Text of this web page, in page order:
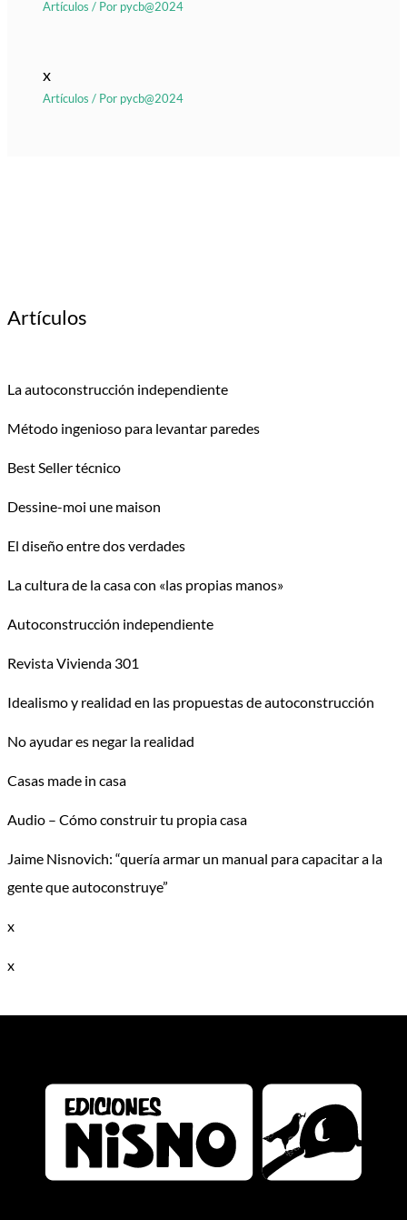
Artículos
La autoconstrucción independiente
Método ingenioso para levantar paredes
Best Seller técnico
Dessine-moi une maison
El diseño entre dos verdades
La cultura de la casa con «las propias manos»
Autoconstrucción independiente
Revista Vivienda 301
Idealismo y realidad en las propuestas de autoconstrucción
No ayudar es negar la realidad
Casas made in casa
Audio – Cómo construir tu propia casa
Jaime Nisnovich: “quería armar un manual para capacitar a la
gente que autoconstruye”
x
x
Artículos / Por pycb@2024
x
Artículos / Por pycb@2024